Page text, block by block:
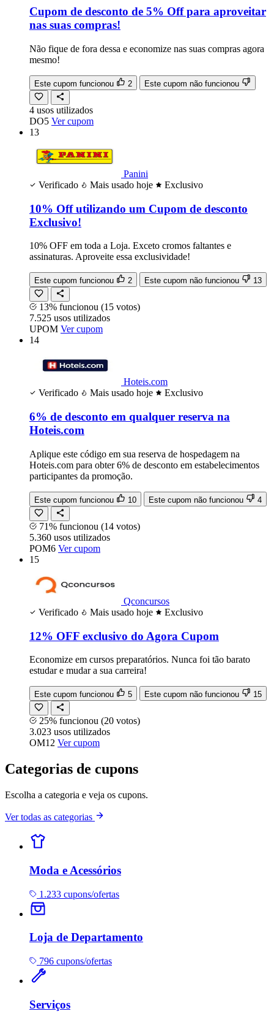
Cupom de desconto de 5% Off para aproveitar
nas suas compras!
Não fique de fora dessa e economize nas suas compras agora
mesmo!
Este cupom funcionou 2 Este cupom não funcionou
4 usos utilizados
DO5 Ver cupom
13
Panini
Verificado
Mais usado hoje Exclusivo
10% Off utilizando um Cupom de desconto
Exclusivo!
10% OFF em toda a Loja. Exceto cromos faltantes e
assinaturas. Aproveite essa exclusividade!
Este cupom funcionou 2 Este cupom não funcionou 13
13% funcionou (15 votos)
7.525 usos utilizados
UPOM Ver cupom
14
Hoteis.com
Verificado
Mais usado hoje Exclusivo
6% de desconto em qualquer reserva na
Hoteis.com
Aplique este código em sua reserva de hospedagem na
Hoteis.com para obter 6% de desconto em estabelecimentos
participantes da promoção.
Este cupom funcionou 10 Este cupom não funcionou 4
71% funcionou (14 votos)
5.360 usos utilizados
POM6 Ver cupom
15
Qconcursos
Verificado
Mais usado hoje Exclusivo
12% OFF exclusivo do Agora Cupom
Economize em cursos preparatórios. Nunca foi tão barato
estudar e mudar a sua carreira!
Este cupom funcionou 5 Este cupom não funcionou 15
25% funcionou (20 votos)
3.023 usos utilizados
OM12 Ver cupom
Categorias de cupons
Escolha a categoria e veja os cupons.
Ver todas as categorias
Moda e Acessórios
1.233 cupons/ofertas
Loja de Departamento
796 cupons/ofertas
Serviços